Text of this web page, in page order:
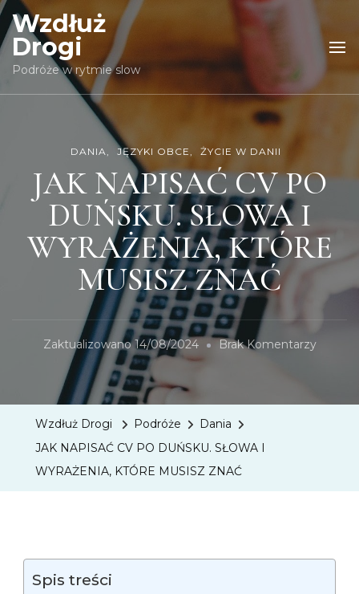
Wzdłuż
Drogi
Podróże w rytmie slow
DANIA JĘZYKI OBCE ŻYCIE W DANII
JAK NAPISAĆ CV PO
DUŃSKU. SŁOWA I
WYRAŻENIA, KTÓRE
MUSISZ ZNAĆ
Zaktualizowano14/08/2024 Brak KomentarzyDo
Wzdłuż Drogi Podróże
Dania
JAK NAPISAĆ CV PO DUŃSKU. SŁOWA I
WYRAŻENIA, KTÓRE MUSISZ ZNAĆ
Spis treści